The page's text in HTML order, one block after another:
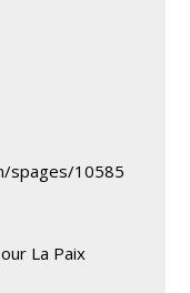
spages/10585
La Paix